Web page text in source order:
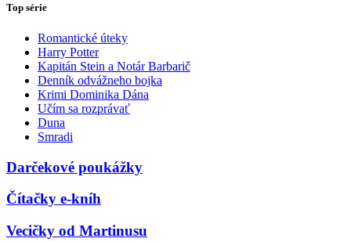
Top série
Romantické úteky
Harry Potter
Kapitán Stein a Notár Barbarič
Denník odvážneho bojka
Krimi Dominika Dána
Učím sa rozprávať
Duna
Smradi
Darčekové poukážky
Čítačky e-kníh
Vecičky od Martinusu